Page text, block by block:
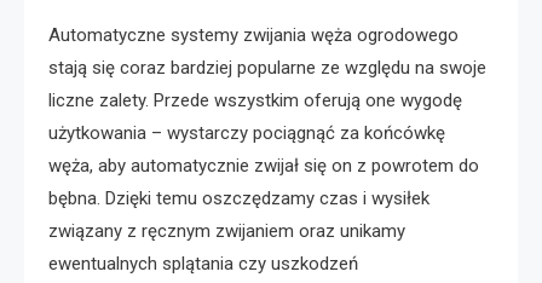
Automatyczne systemy zwijania węża ogrodowego
stają się coraz bardziej popularne ze względu na swoje
liczne zalety. Przede wszystkim oferują one wygodę
użytkowania – wystarczy pociągnąć za końcówkę
węża, aby automatycznie zwijał się on z powrotem do
bębna. Dzięki temu oszczędzamy czas i wysiłek
związany z ręcznym zwijaniem oraz unikamy
ewentualnych splątania czy uszkodzeń